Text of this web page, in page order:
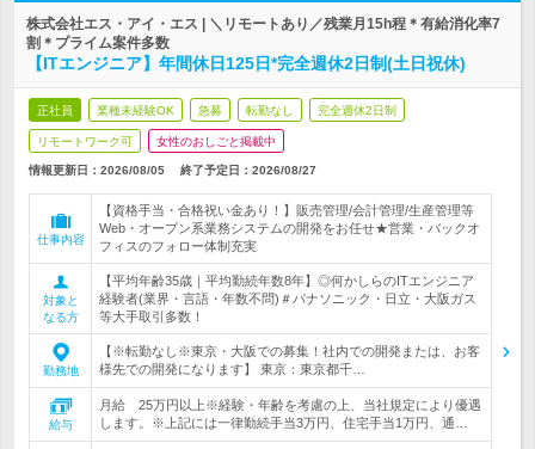
株式会社エス・アイ・エス | ＼リモートあり／残業月15h程＊有給消化率7
割＊プライム案件多数
【ITエンジニア】年間休日125日*完全週休2日制(土日祝休)
正社員 業種未経験OK 急募 転勤なし 完全週休2日制
リモートワーク可 女性のおしごと掲載中
情報更新日：2026/08/05 終了予定日： 2026/08/27
仕事内容
【資格手当・合格祝い金あり！】販売管理/会計管理/生産管理等
Web・オープン系業務システムの開発をお任せ★営業・バックオ
フィスのフォロー体制充実
対象と
なる方
【平均年齢35歳｜平均勤続年数8年】◎何かしらのITエンジニア
経験者(業界・言語・年数不問)＃パナソニック・日立・大阪ガス
等大手取引多数！
勤務地
【※転勤なし※東京・大阪での募集！社内での開発または、お客
様先での開発になります】 東京：東京都千…
給与
月給 25万円以上※経験・年齢を考慮の上、当社規定により優遇
します。※上記には一律勤続手当3万円、住宅手当1万円、通…